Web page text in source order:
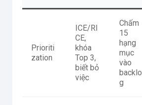
Prioriti
zation
ICE/RI
CE,
khóa
Top 3,
biết bỏ
việc
Chấm
15
hạng
mục
vào
backlo
g